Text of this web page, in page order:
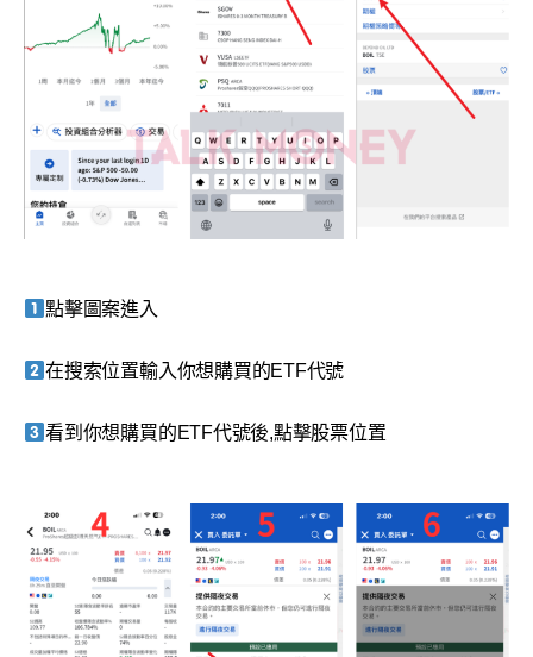
點擊圖案進入
在搜索位置輸入你想購買的ETF代號
看到你想購買的ETF代號後,點擊股票位置